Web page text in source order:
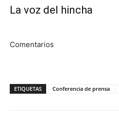
La voz del hincha
Comentarios
ETIQUETAS Conferencia de prensa